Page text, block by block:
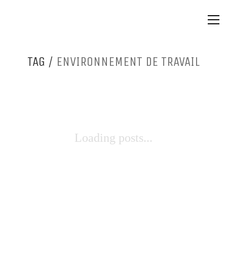
TAG / ENVIRONNEMENT DE TRAVAIL
Loading posts...